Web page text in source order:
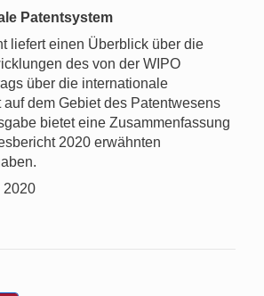
Patentsystem
liefert einen Überblick über die
des von der WIPO
über die internationale
dem Gebiet des Patentwesens
bietet eine Zusammenfassung
2020 erwähnten
2020